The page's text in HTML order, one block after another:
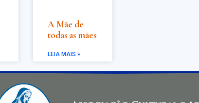
A Mãe de
todas as mães
LEIA MAIS »